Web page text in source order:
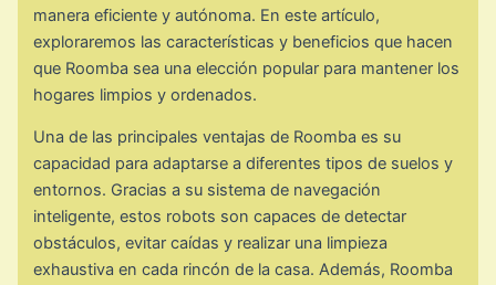
manera eficiente y autónoma. En este artículo,
exploraremos las características y beneficios que hacen
que Roomba sea una elección popular para mantener los
hogares limpios y ordenados.
Una de las principales ventajas de Roomba es su
capacidad para adaptarse a diferentes tipos de suelos y
entornos. Gracias a su sistema de navegación
inteligente, estos robots son capaces de detectar
obstáculos, evitar caídas y realizar una limpieza
exhaustiva en cada rincón de la casa. Además, Roomba